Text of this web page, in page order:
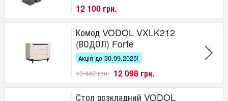
12 100 грн.
Комод VODOL VXLK212
(ВОДОЛ) Forte
Акція до 30.09.2025!
13 442 грн. 12 098 грн.
Стол розкладний VODOL